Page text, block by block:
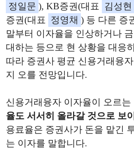
정일문 ), KB증권(대표 김성현
증권(대표
정영채 ) 등 다른 증
말부터 이자율을 인상하거나
대하는 등으로 현 상황을 대응
따라 증권사 평균 신용거래융
지 오를 전망입니다.
신용거래융자 이자율이 오르는
율도 서서히 올라갈 것으로 보
용료율은 증권사가 돈을 맡긴
는 이자를 말합니다.